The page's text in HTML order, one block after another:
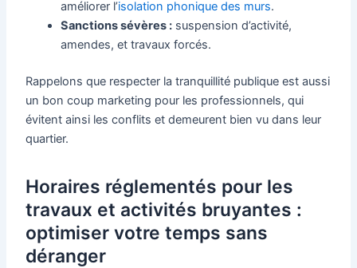
améliorer l’isolation phonique des murs.
Sanctions sévères : suspension d’activité,
amendes, et travaux forcés.
Rappelons que respecter la tranquillité publique est aussi
un bon coup marketing pour les professionnels, qui
évitent ainsi les conflits et demeurent bien vu dans leur
quartier.
Horaires réglementés pour les
travaux et activités bruyantes :
optimiser votre temps sans
déranger